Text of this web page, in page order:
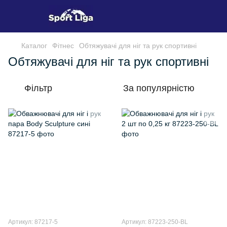
Каталог Фітнес Обтяжувачі для ніг та рук спортивні
Обтяжувачі для ніг та рук спортивні
Фільтр За популярністю
Артикул: 87217-5 Артикул: 87223-250-BL